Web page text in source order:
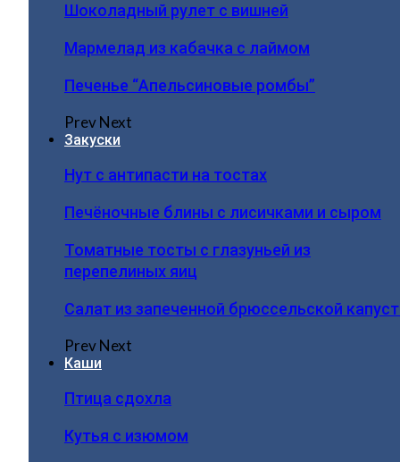
Шоколадный рулет с вишней
Мармелад из кабачка с лаймом
Печенье “Апельсиновые ромбы”
PrevNext
Закуски
Нут с антипасти на тостах
Печёночные блины с лисичками и сыром
Томатные тосты с глазуньей из
перепелиных яиц
Салат из запеченной брюссельской
PrevNext
Каши
Птица сдохла
Кутья с изюмом